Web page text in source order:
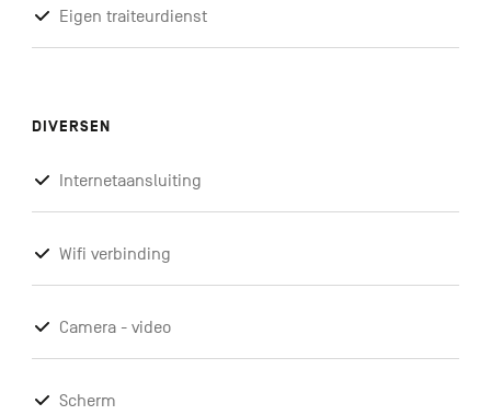
Eigen traiteurdienst
DIVERSEN
Internetaansluiting
Wifi verbinding
Camera - video
Scherm